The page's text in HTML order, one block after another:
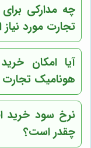
چه مدارکی
تجارت مورد
آیا امکان
هونامیک تجارت
نرخ سود خرید
چقدر است؟